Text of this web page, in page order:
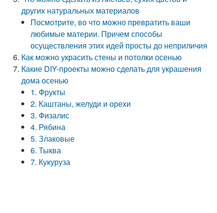
других натуральных материалов
Посмотрите, во что можно превратить ваши
любимые материи. Причем способы
осуществления этих идей просты до неприличия
Как можно украсить стены и потолки осенью
Какие DIY-проекты можно сделать для украшения
дома осенью
1. Фрукты
2. Каштаны, желуди и орехи
3. Физалис
4. Рябина
5. Злаковые
6. Тыква
7. Кукуруза